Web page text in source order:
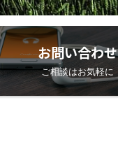
お問い合わせ
ご相談はお気軽に